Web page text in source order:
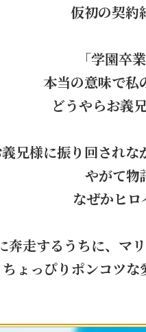
仮初の契
「学園卒
本当の意味で私
どうやらお義
兄様に振り回されな
やがて物
なぜかヒ
奔走するうちに、マ
ちょっぴりポンコツな